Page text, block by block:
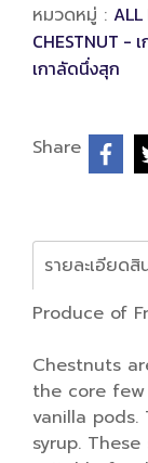
หมวดหมู่ : ALL
CHESTNUT -
เกาลัดนึ่งสุก
Share
รายละเอียดสิ
Produce of
Chestnuts
the core
vanilla
syrup.